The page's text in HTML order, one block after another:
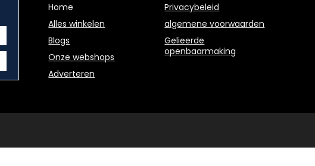
Home
Alles winkelen
Blogs
Onze webshops
Adverteren
Privacybeleid
algemene voorwaarden
Gelieerde
openbaarmaking